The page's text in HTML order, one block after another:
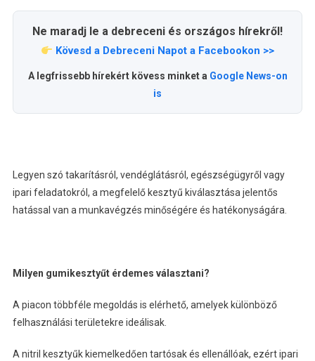
Ne maradj le a debreceni és országos hírekről!
Kövesd a Debreceni Napot a Facebookon >>
A legfrissebb hírekért kövess minket a Google News-on
is
Legyen szó takarításról, vendéglátásról, egészségügyről vagy
ipari feladatokról, a megfelelő kesztyű kiválasztása jelentős
hatással van a munkavégzés minőségére és hatékonyságára.
Milyen gumikesztyűt érdemes választani?
A piacon többféle megoldás is elérhető, amelyek különböző
felhasználási területekre ideálisak.
A nitril kesztyűk kiemelkedően tartósak és ellenállóak, ezért ipari